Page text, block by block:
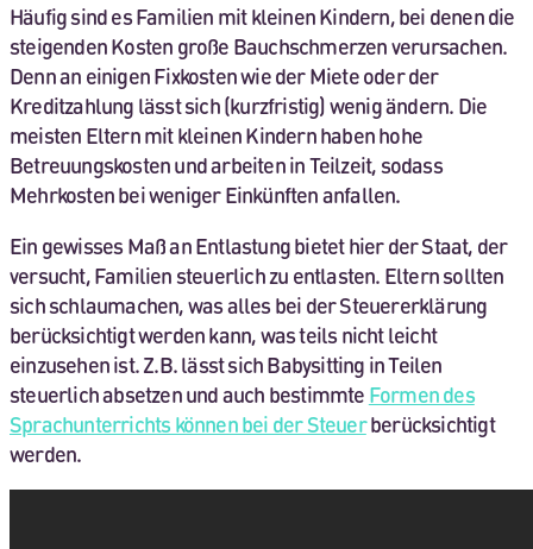
Häufig sind es Familien mit kleinen Kindern, bei denen die
steigenden Kosten große Bauchschmerzen verursachen.
Denn an einigen Fixkosten wie der Miete oder der
Kreditzahlung lässt sich (kurzfristig) wenig ändern. Die
meisten Eltern mit kleinen Kindern haben hohe
Betreuungskosten und arbeiten in Teilzeit, sodass
Mehrkosten bei weniger Einkünften anfallen.
Ein gewisses Maß an Entlastung bietet hier der Staat, der
versucht, Familien steuerlich zu entlasten. Eltern sollten
sich schlaumachen, was alles bei der Steuererklärung
berücksichtigt werden kann, was teils nicht leicht
einzusehen ist. Z.B. lässt sich Babysitting in Teilen
steuerlich absetzen und auch bestimmte Formen des
Sprachunterrichts können bei der Steuerberücksichtigt
werden.